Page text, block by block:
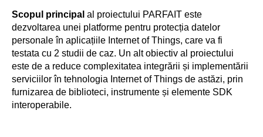
Scopul principal al proiectului PARFAIT este
dezvoltarea unei platforme pentru protecția datelor
personale în aplicațiile Internet of Things, care va fi
testata cu 2 studii de caz. Un alt obiectiv al proiectului
este de a reduce complexitatea integrării și implementării
serviciilor în tehnologia Internet of Things de astăzi, prin
furnizarea de biblioteci, instrumente și elemente SDK
interoperabile.